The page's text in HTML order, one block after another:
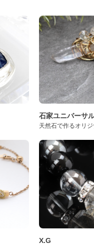
石家ユニバーサ
天然石で作るオリ
X.G